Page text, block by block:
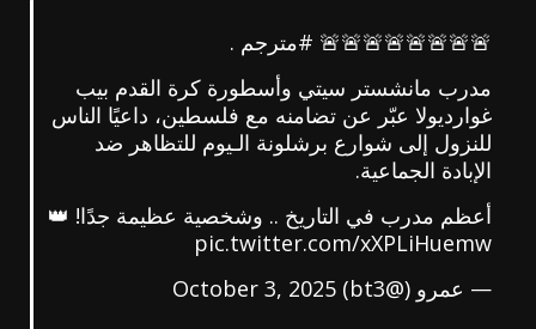
🚨🚨🚨🚨🚨🚨🚨🚨 #مترجم .
مدرب مانشستر سيتي وأسطورة كرة القدم بيب
غوارديولا عبّر عن تضامنه مع فلسطين، داعيًا الناس
للنزول إلى شوارع برشلونة الـيوم للتظاهر ضد
الإبادة الجماعية.
أعظم مدرب في التاريخ .. وشخصية عظيمة جدًا! 👑
pic.twitter.com/xXPLiHuemw
— عمرو (@bt3)
October 3, 2025